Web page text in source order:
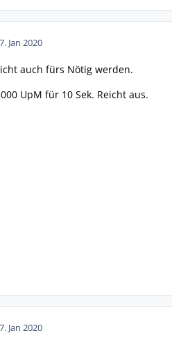
Jan 2020
auch fürs Nötig werden.
UpM für 10 Sek. Reicht aus.
Jan 2020